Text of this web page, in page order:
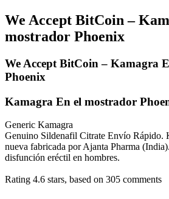
We Accept BitCoin –
mostrador Phoenix
We Accept BitCoin – Kamagra
Phoenix
Kamagra En el mostrador
Generic Kamagra
Genuino Sildenafil Citrate Envío Rápido.
nueva fabricada por Ajanta Pharma
disfunción eréctil en hombres.
Rating 4.6 stars, based on 305 comments